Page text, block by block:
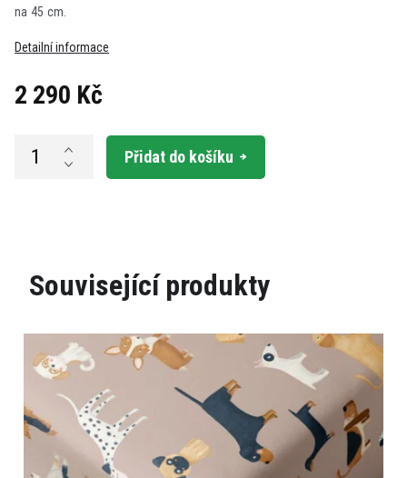
2 290 Kč
Přidat do košíku
na 45 cm.
Detailní informace
Související produkty